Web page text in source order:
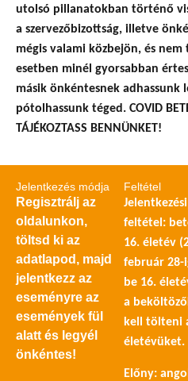
utolsó pillanatokban történő
a szervezőbizottság, illetve
mégis valami közbejön, és
esetben minél gyorsabban
másik önkéntesnek adhassunk
pótolhassunk téged. COVID
TÁJÉKOZTASS BENNÜNKET!
Jelentkezés módja
Regisztrálj az
oldalunkon,
töltsd ki az
adatlapod, majd
jelentkezz az
eseményre az
események fül
alatt és legyél
önkéntes!
Feltétel
Jelentkezési
feltétel:
16. életév
február 28-
be 16.
a
kell tölteni
életévüket.
Előny: